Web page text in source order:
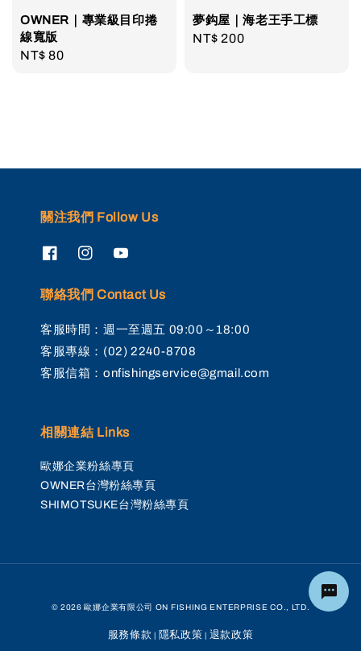
OWNER｜專業級目印捲
線寬版
Regular
NT$ 80
夢鈎屋｜海老王手工標
Regular
NT$ 200
關注我們 Follow Us
聯絡我們 Contact Us
客服時間：週一至週五 09:00～18:00
客服專線：(02) 2240-8708
客服信箱：onfishingservice@gmail.com
相關連結 Links
歐娜企業粉絲專頁
OWNER台灣粉絲專頁
SHIMOTSUKE台灣粉絲專頁
© 2026 歐娜企業有限公司 ON FISHING ENTERPRISE CO., LTD.
服務條款 | 隱私政策 | 退款政策